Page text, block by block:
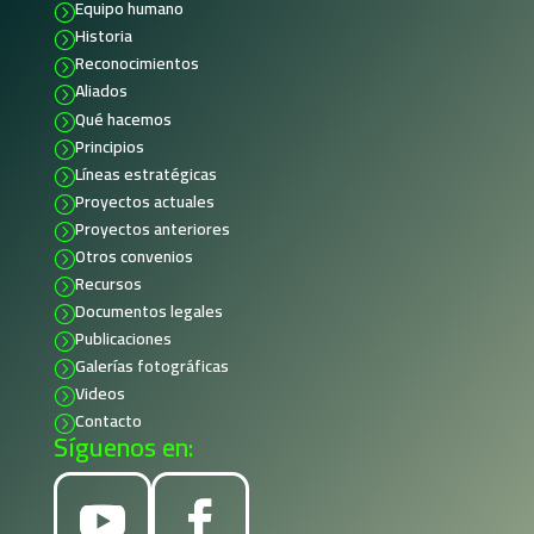
=Equipo humano
=Historia
=Reconocimientos
=Aliados
=Qué hacemos
=Principios
=Líneas estratégicas
=Proyectos actuales
=Proyectos anteriores
=Otros convenios
=Recursos
=Documentos legales
=Publicaciones
=Galerías fotográficas
=Videos
=Contacto
Síguenos en: